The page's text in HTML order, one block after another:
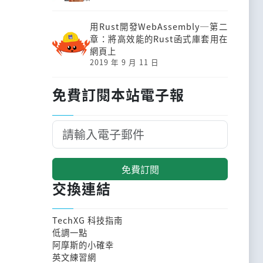
用Rust開發Web­Assembly─第二
章：將高效能的Rust函式庫套用在
網頁上
2019 年 9 月 11 日
免費訂閱本站電子報
免費訂閱
交換連結
TechXG 科技指南
低調一點
阿摩斯的小確幸
英文練習網